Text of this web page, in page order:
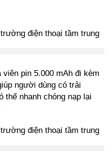
pin 5.000 mAh đi kèm
người dùng có trải
thể nhanh chóng nạp lại